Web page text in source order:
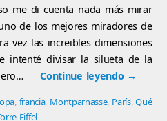
me di cuenta nada más mirar
de los mejores miradores de
vez las increibles dimensiones
intenté divisar la silueta de la
Continue leyendo →
, francia, Montparnasse, París,Qué
Eiffel